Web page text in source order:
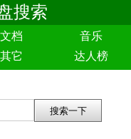
搜索
文档
音乐
其它 达人榜